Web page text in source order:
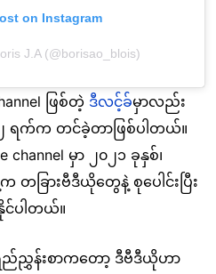
on Instagram
J.A (@borisao_blois)
ဖြစ်တဲ့ ဒီလင့်ခ်မှာလည်း
ရက်က တင်ခဲ့တာဖြစ်ပါတယ်။
မှာ ၂၀၂၁ ခုနှစ်၊
ြားဗီဒီယိုတွေနဲ့ စုပေါင်းပြီး
င်ပါတယ်။
ည်ညွှန်းစာကတော့ ဒီဗီဒီယိုဟာ